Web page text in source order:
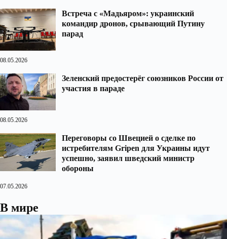
Встреча с «Мадьяром»: украинский
командир дронов, срывающий Путину
парад
08.05.2026
Зеленский предостерёг союзников России от
участия в параде
08.05.2026
Переговоры со Швецией о сделке по
истребителям Gripen для Украины идут
успешно, заявил шведский министр
обороны
07.05.2026
В мире